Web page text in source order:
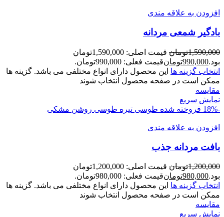
افزودن به علاقه مندی
بادگير شمعی مردانه
1,590,000تومان
قیمت اصلی: 1,590,000تومان
بود.990,000تومانقیمت فعلی: 990,000تومان.
انتخاب گزینه ها این محصول دارای انواع مختلفی می باشد. گزینه ها
ممکن است در صفحه محصول انتخاب شوند
مقايسه
نمایش سریع
-18%
فروخته شده طوسی تیره طوسی روشن مشکی
افزودن به علاقه مندی
بافت مردانه جذب
1,200,000تومان
قیمت اصلی: 1,200,000تومان
بود.980,000تومانقیمت فعلی: 980,000تومان.
انتخاب گزینه ها این محصول دارای انواع مختلفی می باشد. گزینه ها
ممکن است در صفحه محصول انتخاب شوند
مقايسه
نمایش سریع